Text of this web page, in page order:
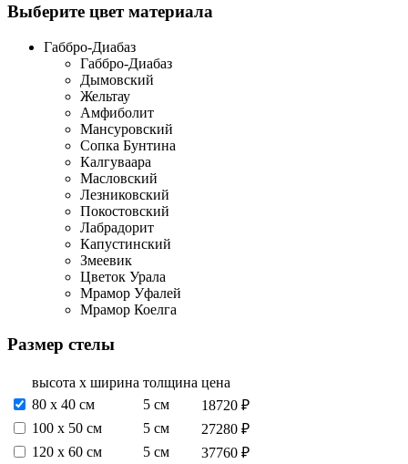
Выберите цвет материала
Габбро-Диабаз
Габбро-Диабаз
Дымовский
Жельтау
Амфиболит
Мансуровский
Сопка Бунтина
Калгуваара
Масловский
Лезниковский
Покостовский
Лабрадорит
Капустинский
Змеевик
Цветок Урала
Мрамор Уфалей
Мрамор Коелга
Размер стелы
высота х ширина толщина цена
80 х 40 см
5 см
18720 ₽
100 х 50 см
5 см
27280 ₽
120 х 60 см
5 см
37760 ₽